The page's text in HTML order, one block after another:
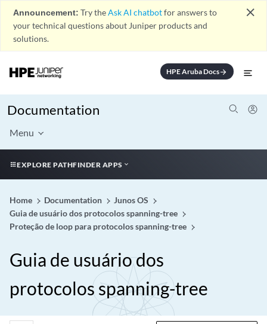
Announcement: Try theAsk AI chatbotfor answers to
your technical questions about Juniper products and
solutions.
close
HPE Aruba Docsarrow_forward
Documentation
Menu
EXPLORE PATHFINDER APPS
Home Documentation
Junos OS
Guia de usuário dos protocolos spanning-tree
Proteção de loop para protocolos spanning-tree
Guia de usuário dos
protocolos spanning-tree